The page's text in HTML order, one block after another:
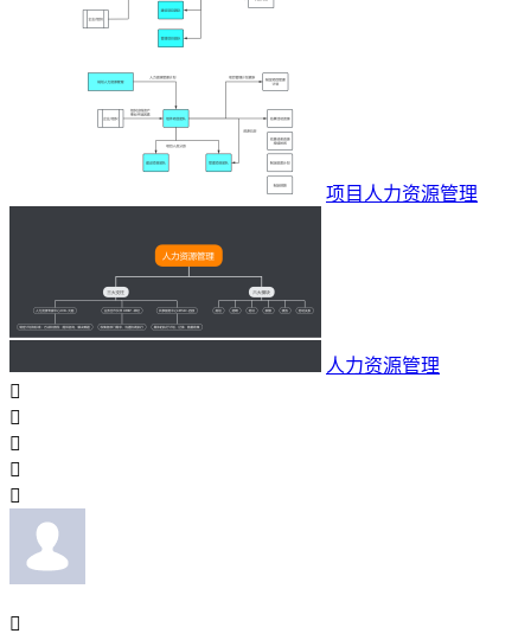
项目人力资源管理
人力资源管理





